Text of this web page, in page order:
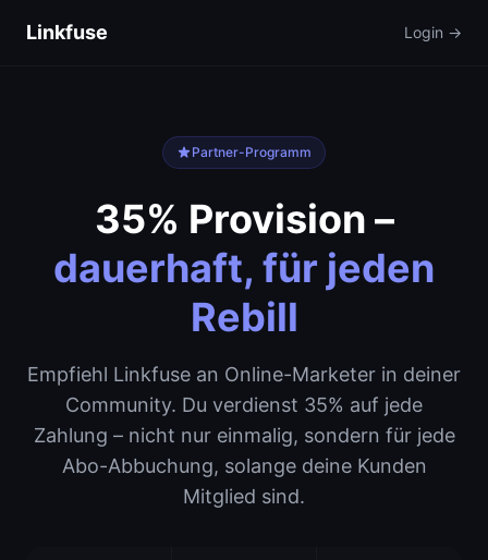
Linkfuse Login →
Partner-Programm
35% Provision –
dauerhaft, für jeden
Rebill
Empfiehl Linkfuse an Online-Marketer in deiner
Community. Du verdienst 35% auf jede
Zahlung – nicht nur einmalig, sondern für jede
Abo-Abbuchung, solange deine Kunden
Mitglied sind.